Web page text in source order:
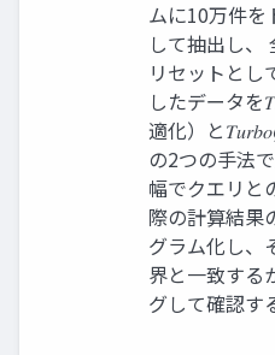
ムに10万件を
して抽出し、
リセットとし
したデータを
適化）と
の2つの手法
幅でクエリと
際の計算結果
グラム化し、
界と一致する
グして確認す